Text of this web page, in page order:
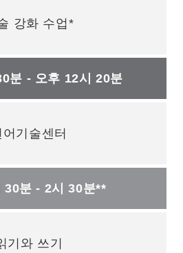
강화 수업*
분 - 오후 12시 20분
어기술센터
30분 - 2시 30분**
기와 쓰기